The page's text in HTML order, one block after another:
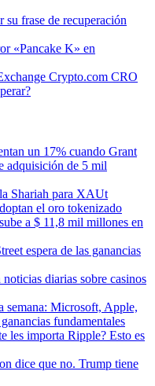
su frase de recuperación
«Pancake K» en
Crypto.com CRO
un 17% cuando Grant
adquisición de 5 mil
Shariah para XAUt
el oro tokenizado
a $ 11,8 mil millones en
espera de las ganancias
diarias sobre casinos
semana: Microsoft, Apple,
fundamentales
les importa Ripple? Esto es
dice que no. Trump tiene